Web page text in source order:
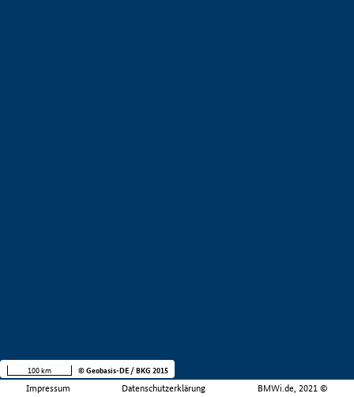
Impressum Datenschutzerklärung BMWi.de, 2021 ©
100 km © Geobasis-DE / BKG 2015